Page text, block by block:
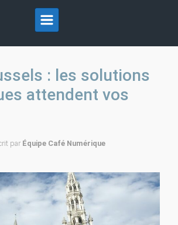
: les solutions
attendent vos
par Équipe Café Numérique